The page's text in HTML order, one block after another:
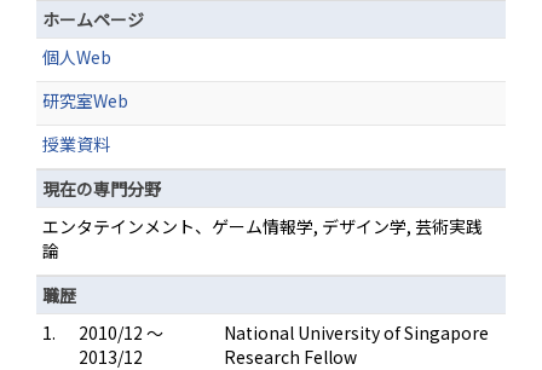
ホームページ
個人Web
研究室Web
授業資料
現在の専門分野
エンタテインメント、ゲーム情報学, デザイン学, 芸術実践
論
職歴
1.
2010/12 ～
2013/12
National University of Singapore
Research Fellow